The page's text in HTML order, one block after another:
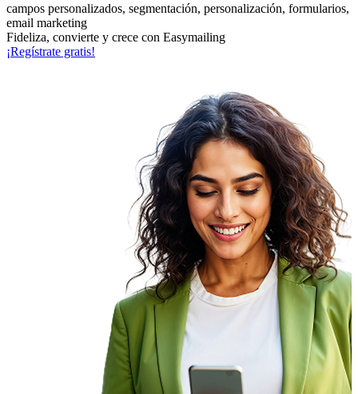
campos personalizados, segmentación, personalización, formularios,
email marketing
Fideliza, convierte y crece con Easymailing
¡Regístrate gratis!